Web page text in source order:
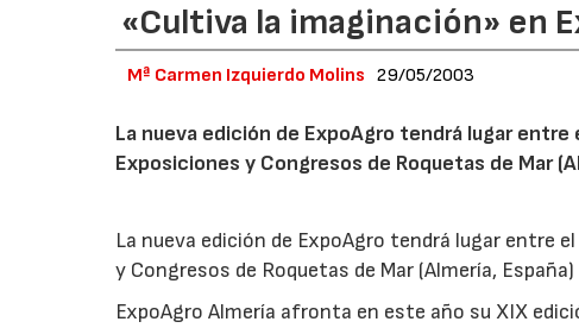
«Cultiva la imaginación» en
Mª Carmen Izquierdo Molins 29/05/2003
La nueva edición de ExpoAgro tendrá lugar
Exposiciones y Congresos de Roquetas de Mar
La nueva edición de ExpoAgro tendrá lugar entre
y Congresos de Roquetas de Mar (Almería,
ExpoAgro Almería afronta en este año su XIX